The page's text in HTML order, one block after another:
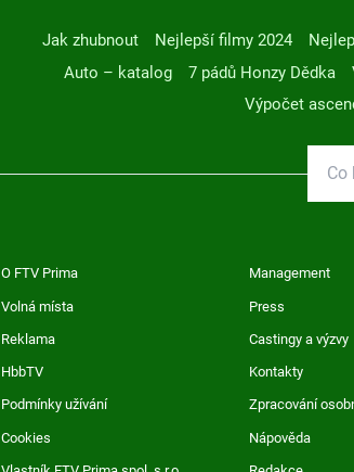
Jak zhubnout Nejlepší filmy 2024
Auto – katalog
7 pádů Honzy Dědka
Výpočet
O FTV Prima Management
Volná místa Press
Reklama Castingy a výzvy
HbbTV Kontakty
Podmínky užívání Zpracování
Cookies Nápověda